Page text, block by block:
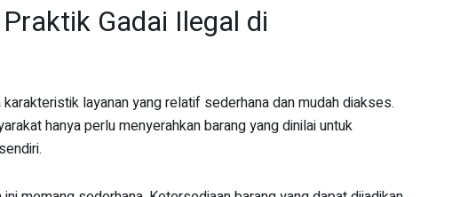
Gadai Ilegal di
layanan yang relatif sederhana dan mudah diakses.
hanya perlu menyerahkan barang yang dinilai untuk